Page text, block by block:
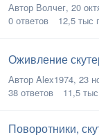
Автор Волчег, 20
0 ответов 12,5 тыс
Оживление
Автор Alex1974, 23
38 ответов 11,5 тыс
Поворотники,